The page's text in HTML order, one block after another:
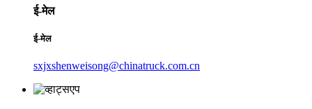
ई-मेल
ई-मेल
sxjxshenweisong@chinatruck.com.cn